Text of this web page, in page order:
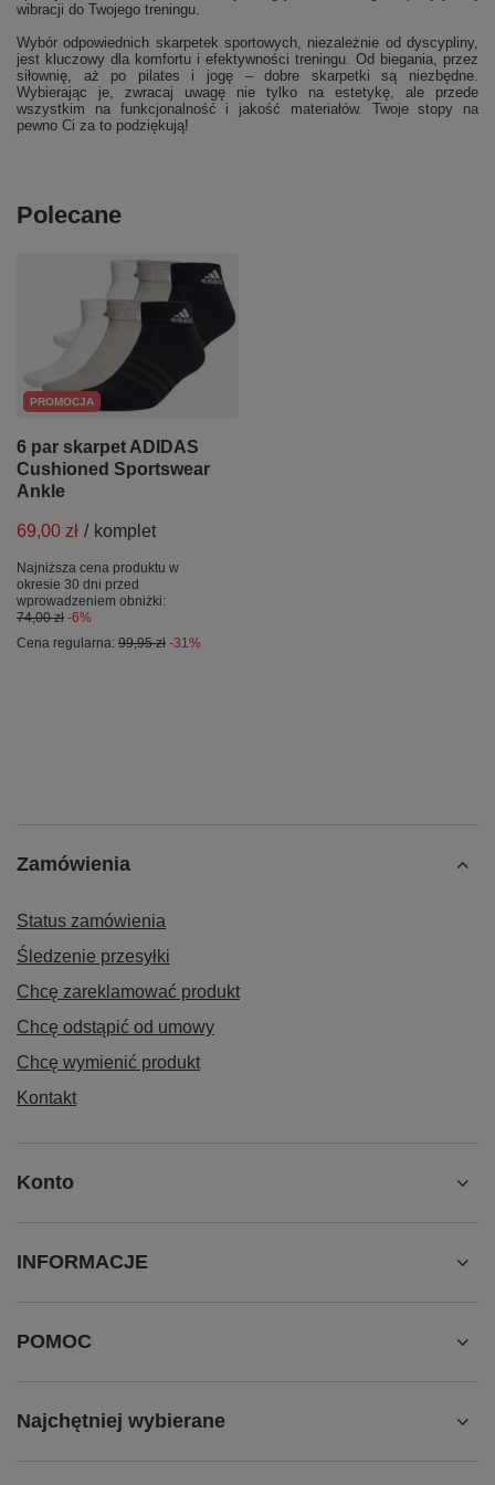
wibracji do Twojego treningu.
Wybór odpowiednich skarpetek sportowych, niezależnie od dyscypliny,
jest kluczowy dla komfortu i efektywności treningu. Od biegania, przez
siłownię, aż po pilates i jogę – dobre skarpetki są niezbędne.
Wybierając je, zwracaj uwagę nie tylko na estetykę, ale przede
wszystkim na funkcjonalność i jakość materiałów. Twoje stopy na
pewno Ci za to podziękują!
Polecane
PROMOCJA
6 par skarpet ADIDAS
Cushioned Sportswear
Ankle
69,00 zł / komplet
Najniższa cena produktu w
okresie 30 dni przed
wprowadzeniem obniżki:
74,00 zł -6%
Cena regularna: 99,95 zł -31%
Zamówienia
Status zamówienia
Śledzenie przesyłki
Chcę zareklamować produkt
Chcę odstąpić od umowy
Chcę wymienić produkt
Kontakt
Konto
INFORMACJE
POMOC
Najchętniej wybierane